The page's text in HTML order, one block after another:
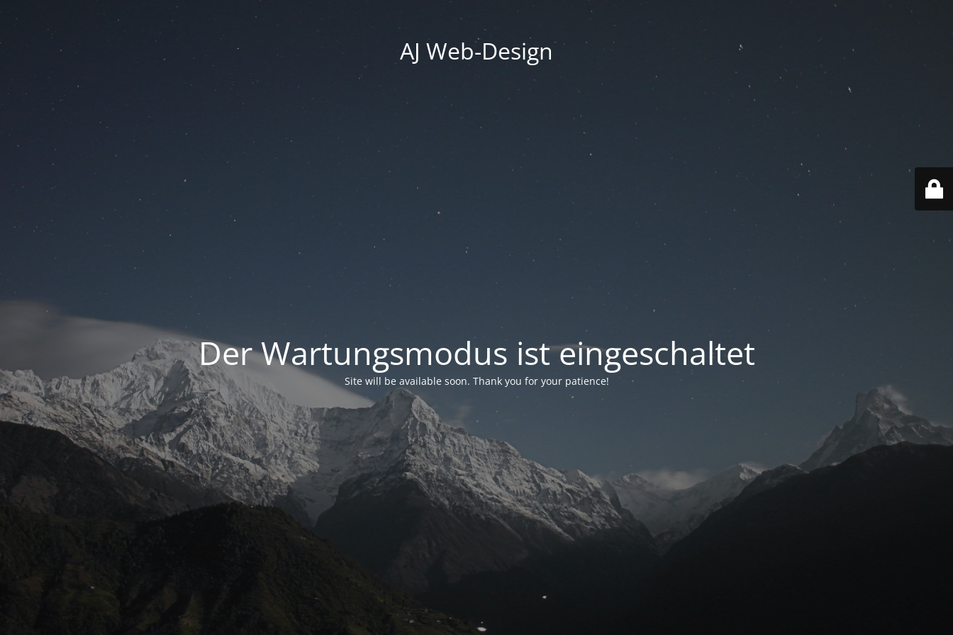
AJ Web-Design
Der Wartungsmodus ist eingeschaltet
Site will be available soon. Thank you for your patience!